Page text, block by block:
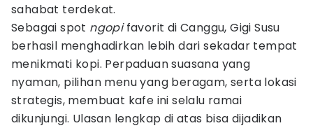
sahabat terdekat.
Sebagai spot ngopifavorit di Canggu, Gigi Susu
berhasil menghadirkan lebih dari sekadar tempat
menikmati kopi. Perpaduan suasana yang
nyaman, pilihan menu yang beragam, serta lokasi
strategis, membuat kafe ini selalu ramai
dikunjungi. Ulasan lengkap di atas bisa dijadikan